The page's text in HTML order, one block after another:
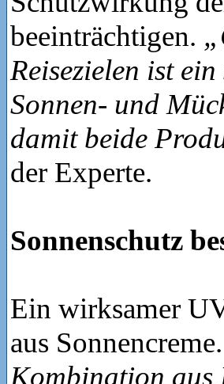
beeinträchtigen.
Reisezielen ist
Sonnen- und
damit beide
der Experte.
Sonnenschutz
Ein wirksamer
aus Sonnencreme.
Kombination aus